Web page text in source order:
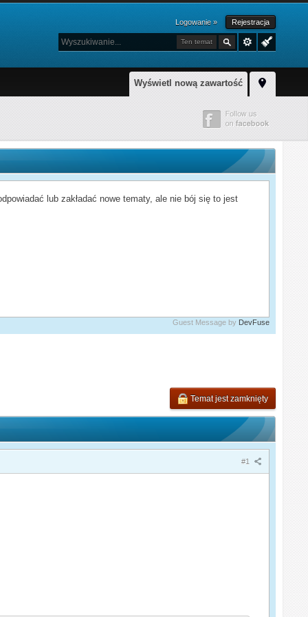
Logowanie » Rejestracja
Ten temat
Wyświetl nową zawartość
lub zakładać nowe tematy, ale nie bój się to jest
Guest Message by DevFuse
Temat jest zamknięty
#1